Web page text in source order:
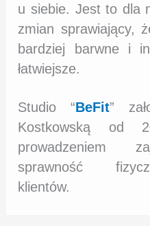
u siebie. Jest to dla
zmian sprawiający,
bardziej barwne i
łatwiejsze.
Studio “BeFit”
Kostkowską od
prowadzeniem
sprawność
klientów.